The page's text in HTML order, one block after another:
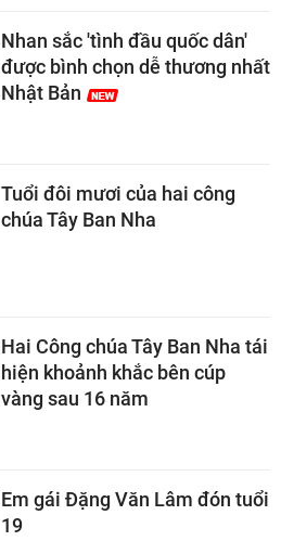
Nhan sắc 'tình đầu quốc dân'
được bình chọn dễ thương nhất
Nhật Bản
Tuổi đôi mươi của hai công
chúa Tây Ban Nha
Hai Công chúa Tây Ban Nha tái
hiện khoảnh khắc bên cúp
vàng sau 16 năm
Em gái Đặng Văn Lâm đón tuổi
19